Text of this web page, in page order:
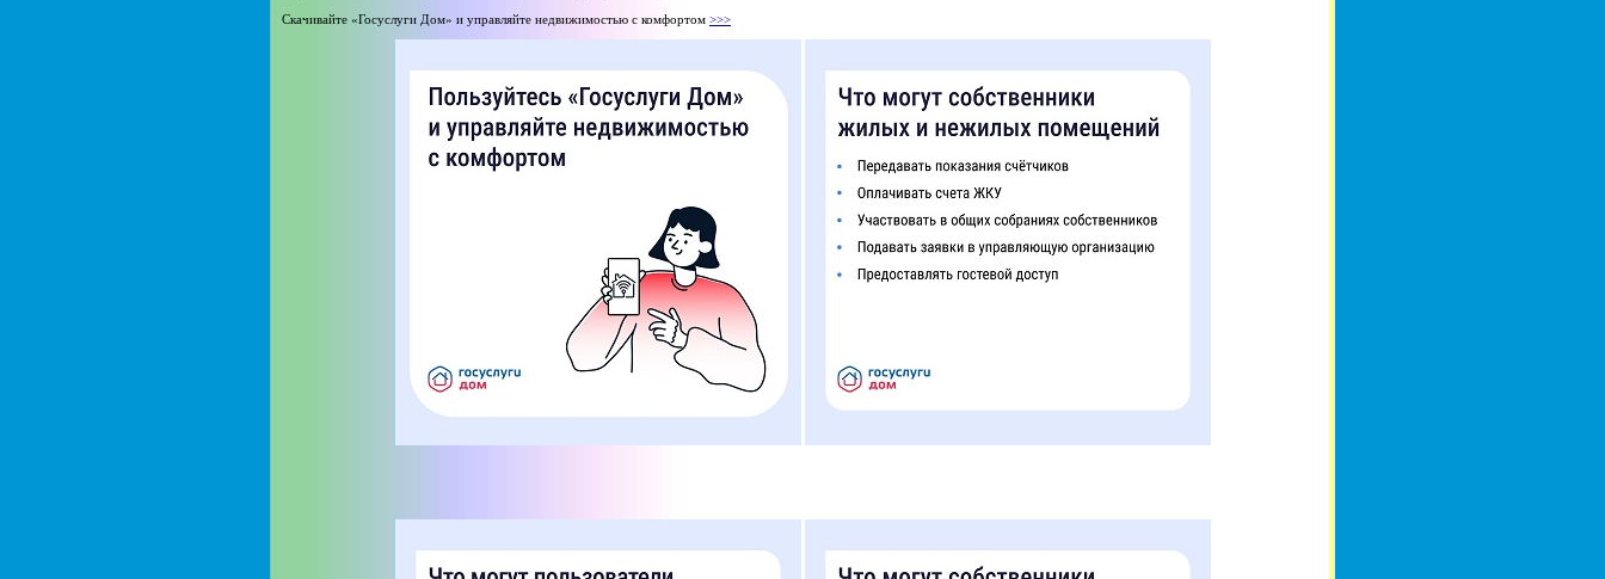
Скачивайте «Госуслуги Дом» и управляйте недвижимостью с комфортом >>>